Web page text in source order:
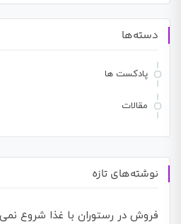
دسته‌ها
پادکست ها
مقالات
نوشته‌های تازه
فروش در رستوران با غذا شروع